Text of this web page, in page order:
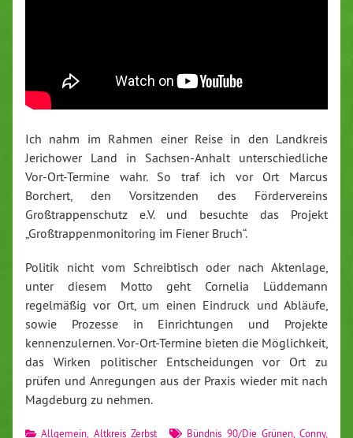
Ich nahm im Rahmen einer Reise in den Landkreis
Jerichower Land in Sachsen-Anhalt unterschiedliche
Vor-Ort-Termine wahr. So traf ich vor Ort Marcus
Borchert, den Vorsitzenden des Fördervereins
Großtrappenschutz e.V. und besuchte das Projekt
„Großtrappenmonitoring im Fiener Bruch“.
Politik nicht vom Schreibtisch oder nach Aktenlage,
unter diesem Motto geht Cornelia Lüddemann
regelmäßig vor Ort, um einen Eindruck und Abläufe,
sowie Prozesse in Einrichtungen und Projekte
kennenzulernen. Vor-Ort-Termine bieten die Möglichkeit,
das Wirken politischer Entscheidungen vor Ort zu
prüfen und Anregungen aus der Praxis wieder mit nach
Magdeburg zu nehmen.
Allgemein Altkreis Zerbst Bündnis 90/Die Grünen, Conny,